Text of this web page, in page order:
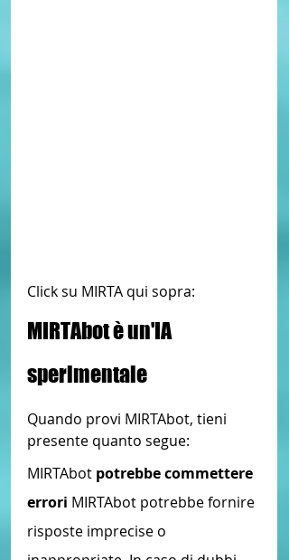
Click su MIRTA qui sopra:
MIRTAbot è un'IA
sperimentale
Quando provi MIRTAbot, tieni
presente quanto segue:
MIRTAbot potrebbe commettere
errori MIRTAbot potrebbe fornire
risposte imprecise o